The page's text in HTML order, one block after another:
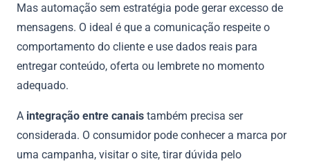
Mas automação sem estratégia pode gerar excesso de
mensagens. O ideal é que a comunicação respeite o
comportamento do cliente e use dados reais para
entregar conteúdo, oferta ou lembrete no momento
adequado.
A integração entre canais também precisa ser
considerada. O consumidor pode conhecer a marca por
uma campanha, visitar o site, tirar dúvida pelo